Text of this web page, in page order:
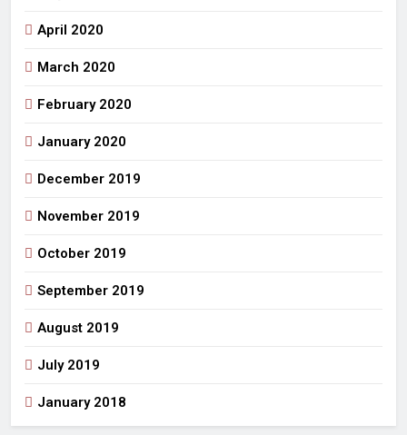
April 2020
March 2020
February 2020
January 2020
December 2019
November 2019
October 2019
September 2019
August 2019
July 2019
January 2018